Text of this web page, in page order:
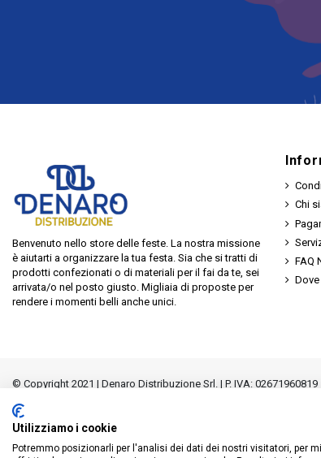
Benvenuto nello store delle feste. La nostra missione
è aiutarti a organizzare la tua festa. Sia che si tratti di
prodotti confezionati o di materiali per il fai da te, sei
arrivata/o nel posto giusto. Migliaia di proposte per
rendere i momenti belli anche unici.
Chi
FAQ
© Copyright 2021 | Denaro Distribuzione Srl. | P. IVA: 02671960819
Utilizziamo i cookie
Potremmo posizionarli per l'analisi dei dati dei nostri visitatori, per